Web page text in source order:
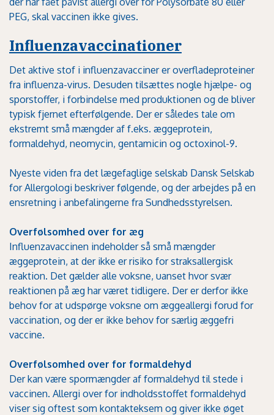
PEG, skal vaccinen ikke gives.
Influenzavaccinationer
Det aktive stof i influenzavacciner er overfladeproteiner
fra influenza-virus. Desuden tilsættes nogle hjælpe- og
sporstoffer, i forbindelse med produktionen og de bliver
typisk fjernet efterfølgende. Der er således tale om
ekstremt små mængder af f.eks. æggeprotein,
formaldehyd, neomycin, gentamicin og octoxinol-9.
Nyeste viden fra det lægefaglige selskab Dansk Selskab
for Allergologi beskriver følgende, og der arbejdes på en
ensretning i anbefalingerne fra Sundhedsstyrelsen.
Overfølsomhed over for æg
Influenzavaccinen indeholder så små mængder
æggeprotein, at der ikke er risiko for straksallergisk
reaktion. Det gælder alle voksne, uanset hvor svær
reaktionen på æg har været tidligere. Der er derfor ikke
behov for at udspørge voksne om æggeallergi forud for
vaccination, og der er ikke behov for særlig æggefri
vaccine.
Overfølsomhed over for formaldehyd
Der kan være spormængder af formaldehyd til stede i
vaccinen. Allergi over for indholdsstoffet formaldehyd
viser sig oftest som kontakteksem og giver ikke øget